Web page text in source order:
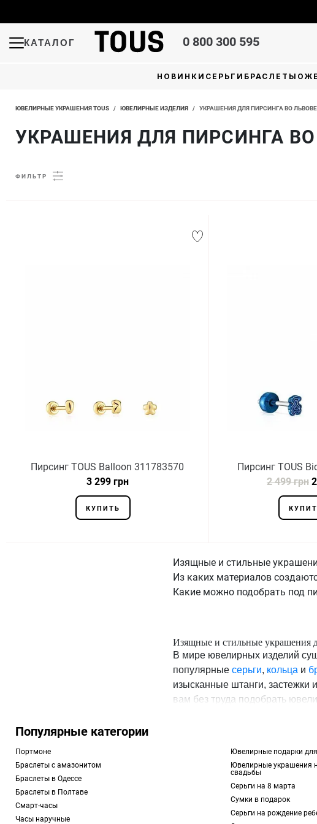
КАТАЛОГ 0 800 300 595
НОВИНКИ СЕРЬГИ БРАСЛЕТЫ
ЮВЕЛИРНЫЕ УКРАШЕНИЯ TOUS / ЮВЕЛИРНЫЕ ИЗДЕЛИЯ / УКРАШЕНИЯ ДЛЯ ПИРСИНГА ВО ЛЬВОВЕ
УКРАШЕНИЯ ДЛЯ ПИРСИНГА
ФИЛЬТР
Пирсинг TOUS Balloon 311783570
3 299 грн
КУПИТЬ
Пирсинг TOUS
2 499 грн
Изящные и стильные
Из каких материалов
Какие можно подобрать под
Изящные и стильные украшения
В мире ювелирных изделий
популярные серьги, кольца и
изысканные штанги,
вам без труда подобрать
прокола. Если вас
Из каких материалов создаются
При изготовлении ювелирных
драгоценные. Каждый из них
Популярные категории
Портмоне
Браслеты с амазонитом
Браслеты в Одессе
Браслеты в Полтаве
Смарт-часы
Часы наручные
Ювелирные подарки
Ювелирные украшения
свадьбы
Серьги на 8 марта
Сумки в подарок
Серьги на рождение